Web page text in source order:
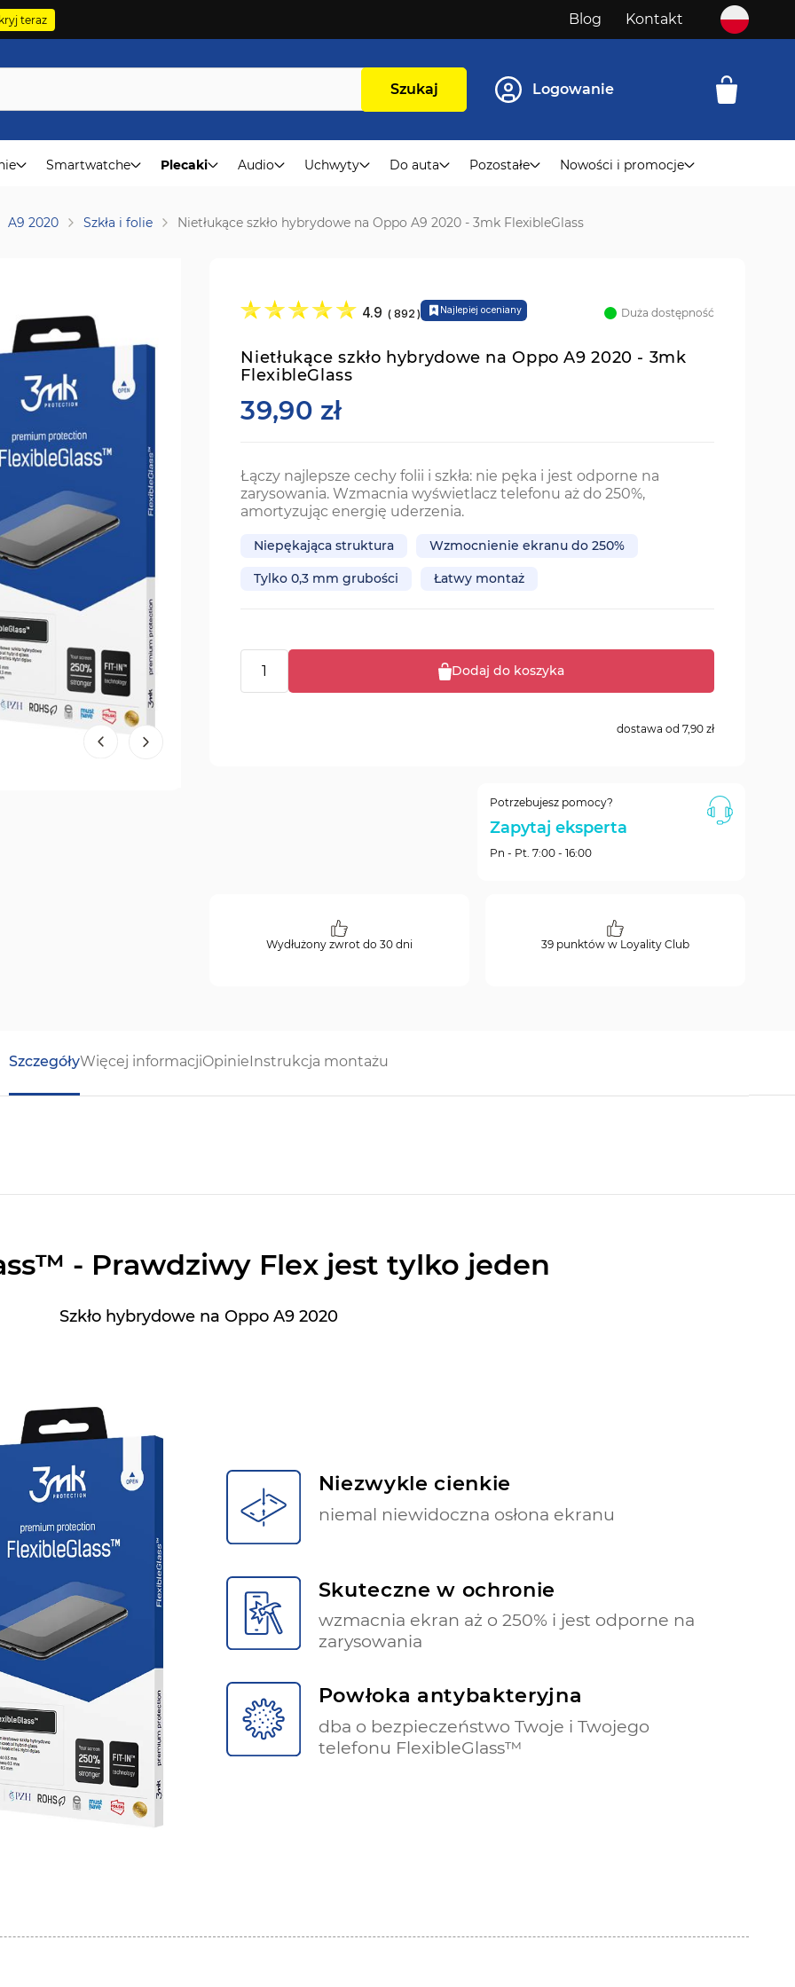
teraz Blog Kontakt
Szukaj Logowanie
Smartwatche Plecaki Audio Uchwyty Do auta Pozostałe Nowości i promocje
A9 2020 Szkła i folie Nietłukące szkło hybrydowe na Oppo A9 2020 - 3mk FlexibleGlass
4.9 ( 892 ) Najlepiej oceniany Duża dostępność
Nietłukące szkło hybrydowe na Oppo A9 2020 - 3mk
FlexibleGlass
39,90 zł
Łączy najlepsze cechy folii i szkła: nie pęka i jest odporne na
zarysowania. Wzmacnia wyświetlacz telefonu aż do 250%,
amortyzując energię uderzenia.
Niepękająca struktura Wzmocnienie ekranu do 250%
Tylko 0,3 mm grubości Łatwy montaż
Dodaj do koszyka
dostawa od7,90 zł
Potrzebujesz pomocy?
Zapytaj eksperta
Pn - Pt. 7:00 - 16:00
Wydłużony zwrot do 30 dni 39 punktów w Loyality Club
SzczegółyWięcej informacjiOpinie Instrukcja montażu
- Prawdziwy Flex jest tylko jeden
Szkło hybrydowe na Oppo A9 2020
Niezwykle cienkie
niemal niewidoczna osłona ekranu
Skuteczne w ochronie
wzmacnia ekran aż o 250% i jest odporne na
zarysowania
Powłoka antybakteryjna
dba o bezpieczeństwo Twoje i Twojego
telefonu FlexibleGlass™